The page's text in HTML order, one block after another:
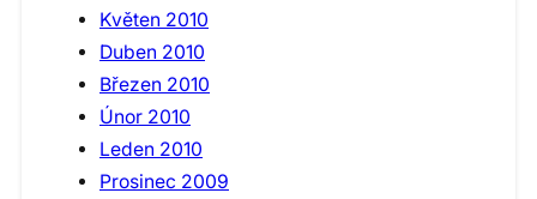
Květen 2010
Duben 2010
Březen 2010
Únor 2010
Leden 2010
Prosinec 2009